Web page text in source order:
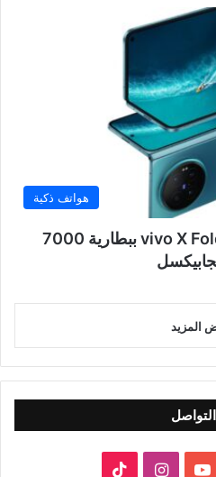
هواتف ذكية
فيفو تكشف رسميا عن vivo X Fold 6 ببطارية 7000
المزيد
‫YouTubeانستقرام